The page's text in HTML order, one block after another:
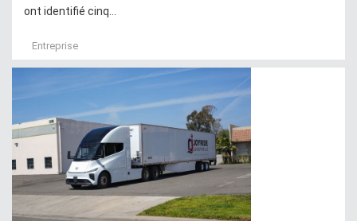
ont identifié cinq...
Entreprise